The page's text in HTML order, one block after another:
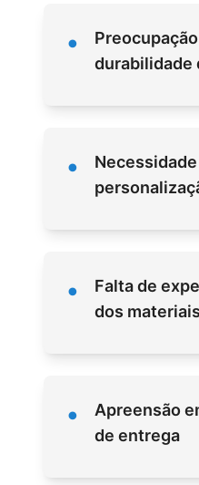
•
durabilidade
•
•
Falta de
dos materiais
•
Apreensão
de entrega